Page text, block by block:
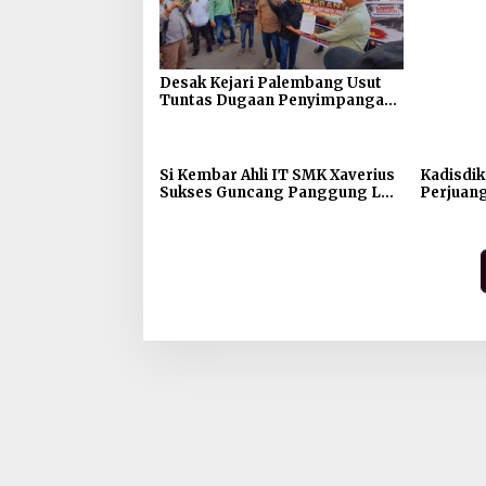
Desak Kejari Palembang Usut
Tuntas Dugaan Penyimpangan
Si Kembar Ahli IT SMK Xaverius
Sukses Guncang Panggung LKS